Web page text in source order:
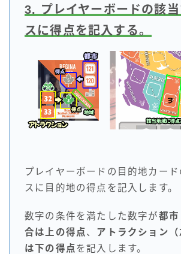
3. プレイヤーボードの該
スに得点を記入する。
プレイヤーボードの目的地カード
スに目的地の得点を記入します。
数字の条件を満たした数字が都市
合は上の得点、 アトラクション
は下の得点を記入します。